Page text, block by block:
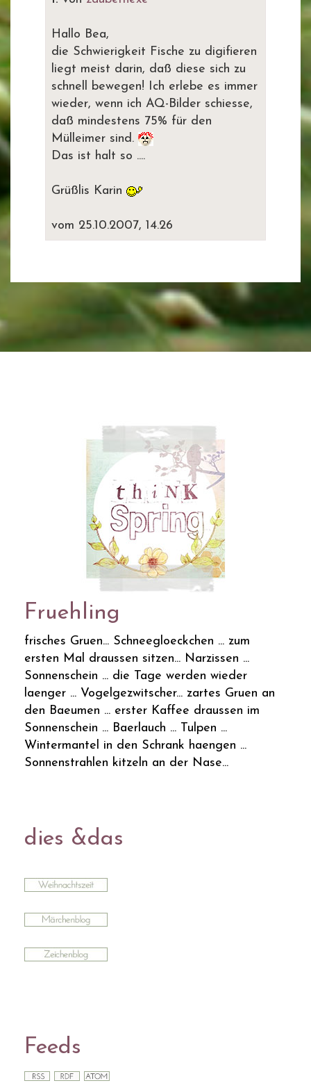
Hallo Bea,
die Schwierigkeit Fische zu digifieren
liegt meist darin, daß diese sich zu
schnell bewegen! Ich erlebe es immer
wieder, wenn ich AQ-Bilder schiesse,
daß mindestens 75% für den
Mülleimer sind.
Das ist halt so ....
Grüßlis Karin
vom 25.10.2007, 14.26
Fruehling
frisches Gruen... Schneegloeckchen ... zum
ersten Mal draussen sitzen... Narzissen ...
Sonnenschein ... die Tage werden wieder
laenger ... Vogelgezwitscher... zartes Gruen an
den Baeumen ... erster Kaffee draussen im
Sonnenschein ... Baerlauch ... Tulpen ...
Wintermantel in den Schrank haengen ...
Sonnenstrahlen kitzeln an der Nase...
dies &das
Feeds